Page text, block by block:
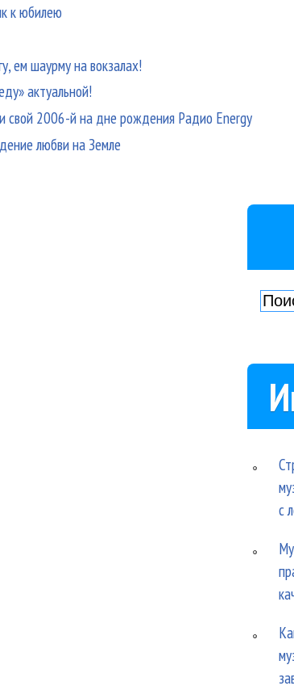
к юбилею
ем шаурму на вокзалах!
актуальной!
свой 2006-й на дне рождения Радио Energy
любви на Земле
с